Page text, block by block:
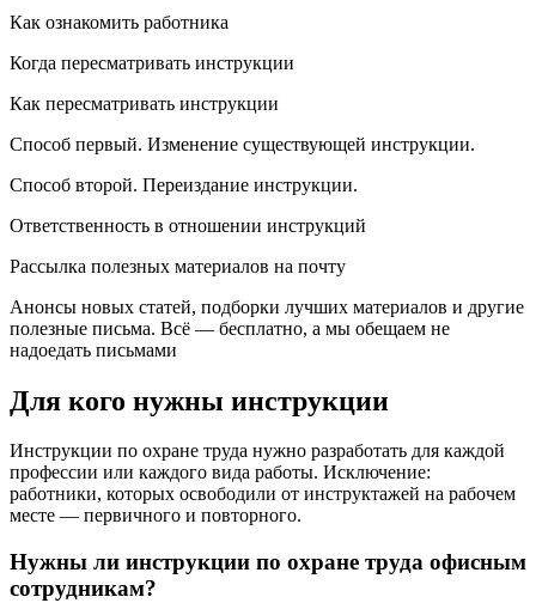
Как ознакомить работника
Когда пересматривать инструкции
Как пересматривать инструкции
Способ первый. Изменение существующей инструкции.
Способ второй. Переиздание инструкции.
Ответственность в отношении инструкций
Рассылка полезных материалов на почту
Анонсы новых статей, подборки лучших материалов и другие
полезные письма. Всё — бесплатно, а мы обещаем не
надоедать письмами
Для кого нужны инструкции
Инструкции по охране труда нужно разработать для каждой
профессии или каждого вида работы. Исключение:
работники, которых освободили от инструктажей на рабочем
месте — первичного и повторного.
Нужны ли инструкции по охране труда офисным
сотрудникам?